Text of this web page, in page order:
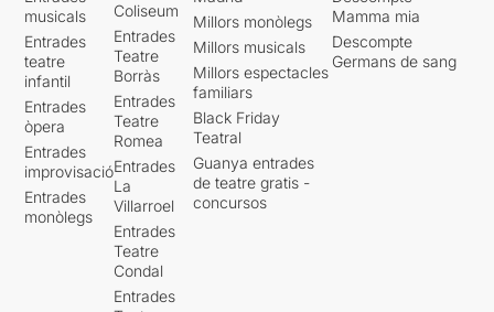
només heu de clicarAQUÍ
musicals
Entrades
teatre
infantil
Entrades
òpera
Entrades
improvisació
Entrades
monòlegs
Coliseum
Entrades
Teatre
Borràs
Entrades
Teatre
Romea
Entrades
La
Villarroel
Entrades
Teatre
Condal
Entrades
Millors monòlegs
Millors musicals
Millors espectacles
familiars
Black Friday
Teatral
Guanya entrades
de teatre gratis -
concursos
Mamma mia
Descompte
Germans de sang